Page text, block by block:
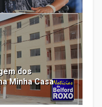
dos
Minha Casa